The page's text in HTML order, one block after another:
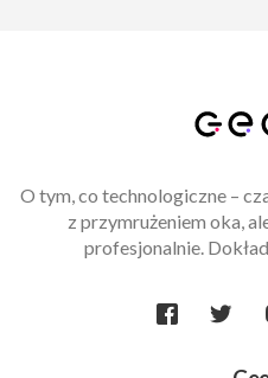
O tym, co technologiczne –
z przymrużeniem oka,
profesjonalnie.